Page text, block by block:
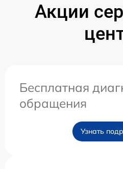
Акции
Бесплатная
обращения
Узнать